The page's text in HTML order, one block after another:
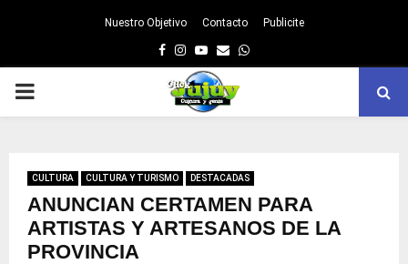
Nuestro Objetivo Contacto Publicite
Facebook
Instagram
Youtube
EmailWhatsapp
PRIMARY
CULTURA CULTURA Y TURISMO DESTACADAS
ANUNCIAN CERTAMEN PARA
ARTISTAS Y ARTESANOS DE LA
PROVINCIA